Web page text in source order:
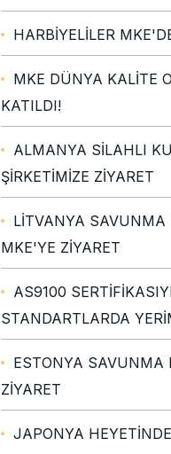
HARBİYELİLER
MKE DÜNYA KALİTE
KATILDI!
ALMANYA SİLAHLI
ŞİRKETİMİZE ZİYARET
LİTVANYA SAVUNMA
MKE'YE ZİYARET
AS9100
STANDARTLARDA
ESTONYA SAVUNMA
ZİYARET
JAPONYA